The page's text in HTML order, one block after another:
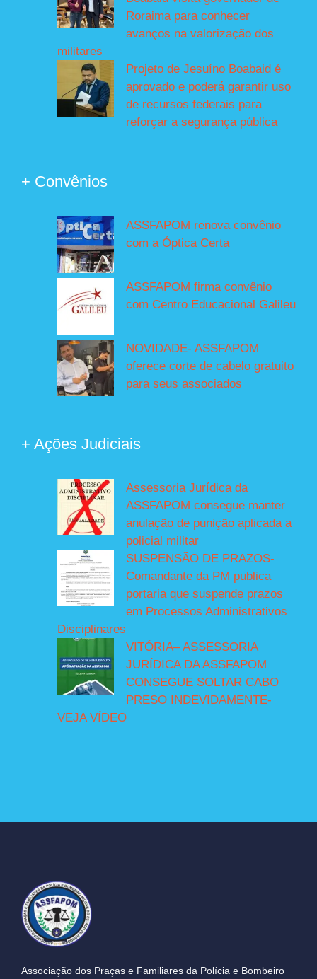
Roraima para conhecer
avanços na valorização dos
militares
Projeto de Jesuíno Boabaid é
aprovado e poderá garantir uso
de recursos federais para
reforçar a segurança pública
+ Convênios
ASSFAPOM renova convênio
com a Óptica Certa
ASSFAPOM firma convênio
com Centro Educacional Galileu
NOVIDADE- ASSFAPOM
oferece corte de cabelo gratuito
para seus associados
+ Ações Judiciais
Assessoria Jurídica da
ASSFAPOM consegue manter
anulação de punição aplicada a
policial militar
SUSPENSÃO DE PRAZOS-
Comandante da PM publica
portaria que suspende prazos
em Processos Administrativos
Disciplinares
VITÓRIA– ASSESSORIA
JURÍDICA DA ASSFAPOM
CONSEGUE SOLTAR CABO
PRESO INDEVIDAMENTE-
VEJA VÍDEO
Associação dos Praças e Familiares da Polícia e Bombeiro